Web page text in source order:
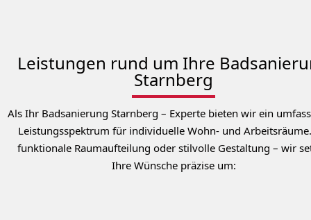
Leistungen rund um Ihre
Starnberg
Als Ihr Badsanierung Starnberg – Experte bieten wir ein
Leistungsspektrum für individuelle Wohn- und
funktionale Raumaufteilung oder stilvolle Gestaltung – wir
Ihre Wünsche präzise um: